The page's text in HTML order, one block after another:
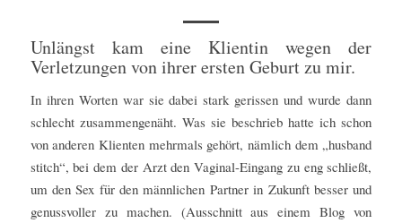
Unlängst kam eine Klientin wegen der
Verletzungen von ihrer ersten Geburt zu mir.
In ihren Worten war sie dabei stark gerissen und wurde dann
schlecht zusammengenäht. Was sie beschrieb hatte ich schon
von anderen Klienten mehrmals gehört, nämlich dem „husband
stitch“, bei dem der Arzt den Vaginal-Eingang zu eng schließt,
um den Sex für den männlichen Partner in Zukunft besser und
genussvoller zu machen. (Ausschnitt aus einem Blog von